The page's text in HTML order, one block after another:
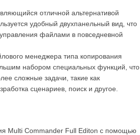
отличной альтернативой
удобный двухпанельный вид, что
файлами в повседневной
менеджера типа копирования
набором специальных функций, что
сложные задачи, такие как
сценариев, поиск и другое.
Multi Commander Full Editon с помощью